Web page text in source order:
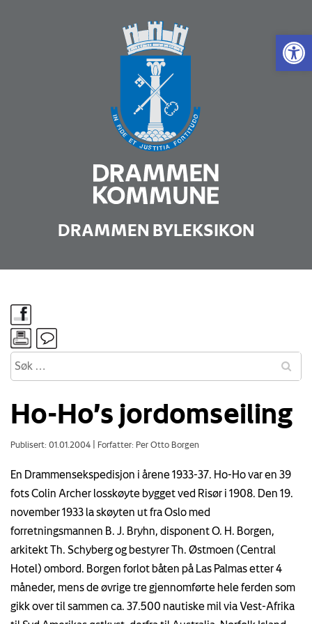
Vis
DRAMMEN BYLEKSIKON
Ho-Ho’s jordomseiling
Publisert: 01.01.2004 Forfatter: Per Otto Borgen
En Drammensekspedisjon i årene 1933-37. Ho-Ho var en 39
fots Colin Archer losskøyte bygget ved Risør i 1908. Den 19.
november 1933 la skøyten ut fra Oslo med
forretningsmannen B. J. Bryhn, disponent O. H. Borgen,
arkitekt Th. Schyberg og bestyrer Th. Østmoen (Central
Hotel) ombord. Borgen forlot båten på Las Palmas etter 4
måneder, mens de øvrige tre gjennomførte hele ferden som
gikk over til sammen ca. 37.500 nautiske mil via Vest-Afrika